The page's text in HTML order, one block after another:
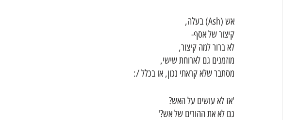
אש (Ash) בעלה,
קיצור של אסף-
לא ברור למה קיצור,
מוזמנים גם לארוחת שישי,
מסתבר שלא קראתי נכון, או בכלל /:
'אז לא עושים על האש?
גם לא את ההורים של אש?'